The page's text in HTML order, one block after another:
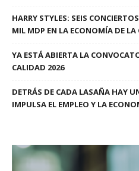
HARRY STYLES: SEIS
MIL MDP EN LA ECONOMÍA DE LA
YA ESTÁ ABIERTA LA
CALIDAD 2026
DETRÁS DE CADA LASAÑA HAY
IMPULSA EL EMPLEO Y LA